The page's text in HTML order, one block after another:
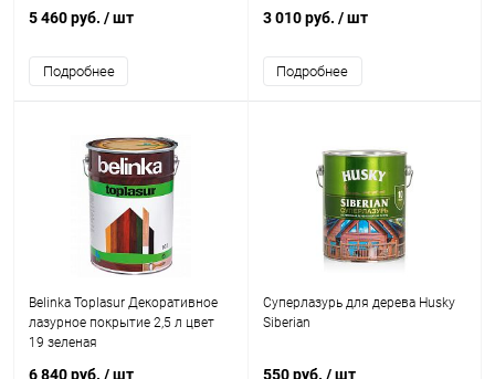
5 460 руб. / шт
Подробнее
3 010 руб. / шт
Подробнее
Belinka Toplasur Декоративное
лазурное покрытие 2,5 л цвет
19 зеленая
6 840 руб. / шт
Суперлазурь для дерева Husky
Siberian
550 руб. / шт